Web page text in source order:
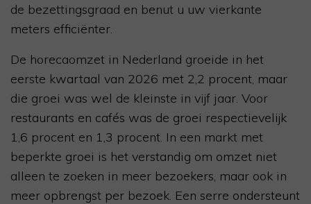
de bezettingsgraad en benut u uw vierkante
meters efficiënter.
De horecaomzet in Nederland groeide in het
eerste kwartaal van 2026 met 2,2 procent, maar
die groei was wel de kleinste in vijf jaar. Voor
restaurants en cafés was de groei respectievelijk
1,6 procent en 1,3 procent. In een markt met
beperkte groei is het verstandig om omzet niet
alleen te zoeken in meer bezoekers, maar ook in
meer opbrengst per bezoek. Een serre ondersteunt